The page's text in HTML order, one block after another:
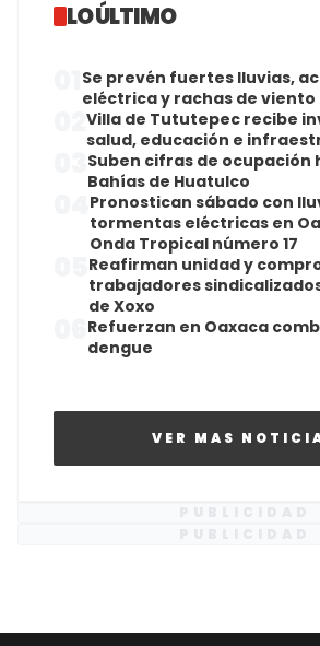
LO ÚLTIMO
Se prevén fuertes lluvias,
eléctrica y rachas de viento
Villa de Tututepec recibe
salud, educación e
Suben cifras de
Bahías de Huatulco
Pronostican sábado con
tormentas eléctricas en
Onda Tropical número 17
Reafirman unidad y
trabajadores
de Xoxo
Refuerzan en Oaxaca
dengue
VER MAS